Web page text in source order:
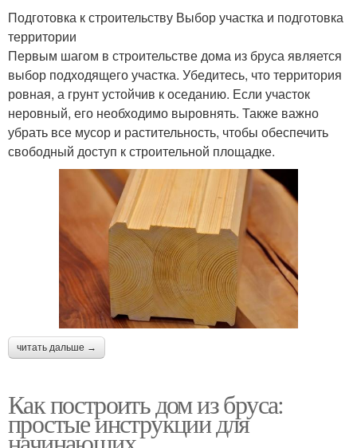
Подготовка к строительству Выбор участка и подготовка
территории
Первым шагом в строительстве дома из бруса является
выбор подходящего участка. Убедитесь, что территория
ровная, а грунт устойчив к оседанию. Если участок
неровный, его необходимо выровнять. Также важно
убрать все мусор и растительность, чтобы обеспечить
свободный доступ к строительной площадке.
читать дальше →
Как построить дом из бруса:
простые инструкции для